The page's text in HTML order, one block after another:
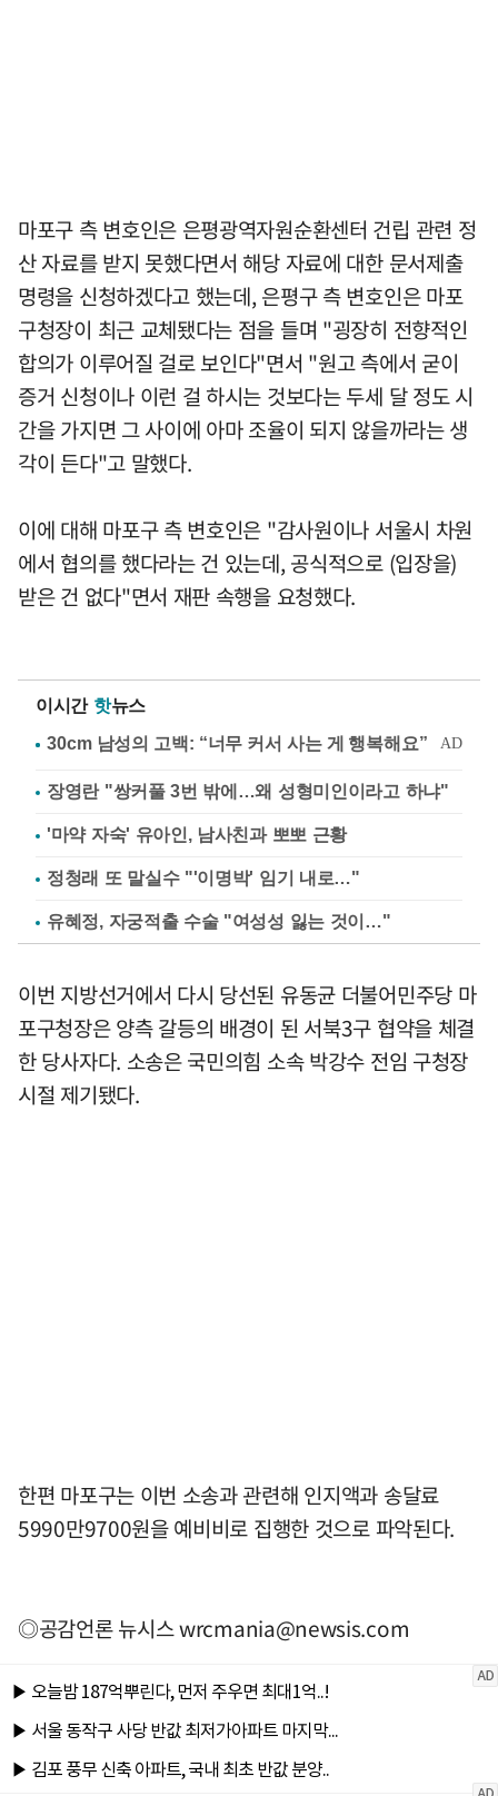
마포구 측 변호인은 은평광역자원순환센터 건립 관련 정
산 자료를 받지 못했다면서 해당 자료에 대한 문서제출
명령을 신청하겠다고 했는데, 은평구 측 변호인은 마포
구청장이 최근 교체됐다는 점을 들며 "굉장히 전향적인
합의가 이루어질 걸로 보인다"면서 "원고 측에서 굳이
증거 신청이나 이런 걸 하시는 것보다는 두세 달 정도 시
간을 가지면 그 사이에 아마 조율이 되지 않을까라는 생
각이 든다"고 말했다.
이에 대해 마포구 측 변호인은 "감사원이나 서울시 차원
에서 협의를 했다라는 건 있는데, 공식적으로 (입장을)
받은 건 없다"면서 재판 속행을 요청했다.
이시간 핫뉴스
장영란 "쌍커풀 3번 밖에…왜 성형미인이라고 하냐"
'마약 자숙' 유아인, 남사친과 뽀뽀 근황
정청래 또 말실수 "'이명박' 임기 내로…"
유혜정, 자궁적출 수술 "여성성 잃는 것이…"
이번 지방선거에서 다시 당선된 유동균 더불어민주당 마
포구청장은 양측 갈등의 배경이 된 서북3구 협약을 체결
한 당사자다. 소송은 국민의힘 소속 박강수 전임 구청장
시절 제기됐다.
한편 마포구는 이번 소송과 관련해 인지액과 송달료
5990만9700원을 예비비로 집행한 것으로 파악된다.
◎공감언론 뉴시스wrcmania@newsis.com